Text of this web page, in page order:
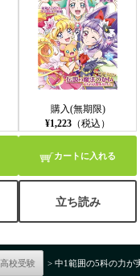
購入(無期限)
¥1,223 （税込）
カートに入れる
立ち読み
高校受験 > 中1範囲の5科の力が